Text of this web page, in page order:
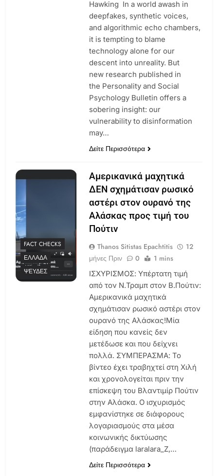
Hawking In a world awash in
deepfakes, synthetic voices,
and algorithmic echo chambers,
it is tempting to blame
technology alone for our
descent into unreality. But
new research published in
the Personality and Social
Psychology Bulletin offers a
sobering insight: our
vulnerability to disinformation
may…
Δείτε Περισσότερα
FACT CHECKS
ΕΛΛΆΔΑ
ΨΕΥΔΈΣ
Αμερικανικά μαχητικά
ΔΕΝ σχημάτισαν ρωσικό
αστέρι στον ουρανό της
Αλάσκας προς τιμή του
Πούτιν
Thanos Sitistas Epachtitis
12
μήνες Πριν
0 1 mins
ΙΣΧΥΡΙΣΜΟΣ: Yπέρτατη τιμή
από τον Ν.Τραμπ στον Β.Πούτιν:
Αμερικανικά μαχητικά
σχημάτισαν ρωσικό αστέρι στον
ουρανό της Αλάσκας!Μία
είδηση που κανείς δεν
μετέδωσε και που δείχνει
πολλά. ΣΥΜΠΕΡΑΣΜΑ: Το
βίντεο έχει τραβηχτεί στη Χιλή
και χρονολογείται πριν την
επίσκεψη του Βλαντιμίρ Πούτιν
στην Αλάσκα. Ο ισχυρισμός
εμφανίστηκε σε διάφορους
λογαριασμούς στα μέσα
κοινωνικής δικτύωσης
(παράδειγμα laralara_Z,…
Δείτε Περισσότερα